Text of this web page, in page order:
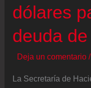
dólares
deuda
Deja un comentario /
La Secretaría de